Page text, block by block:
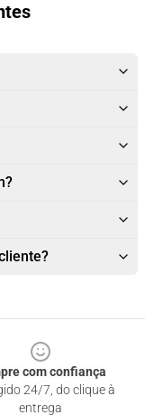
com confiança
24/7, do clique à
entrega